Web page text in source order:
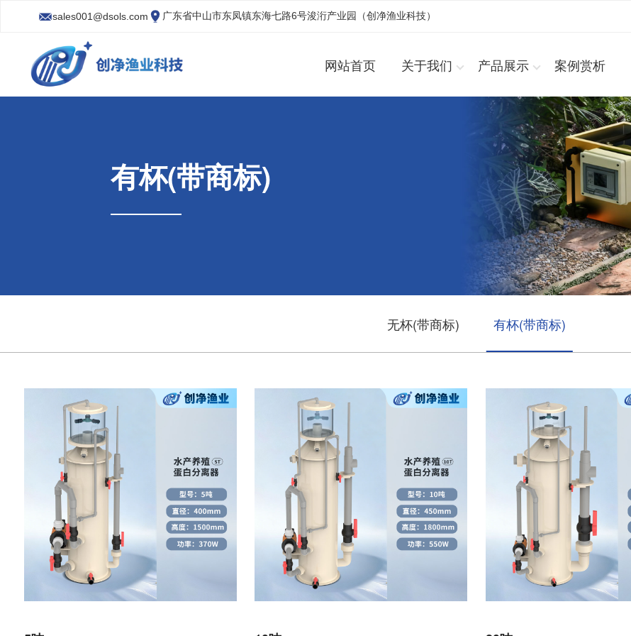
sales001@dsols.com 广东省中山市东凤镇东海七路6号浚洐产业园（创净渔业科技）
网站首页 关于我们 产品展示 案例赏析
有杯(带商标)
无杯(带商标) 有杯(带商标)